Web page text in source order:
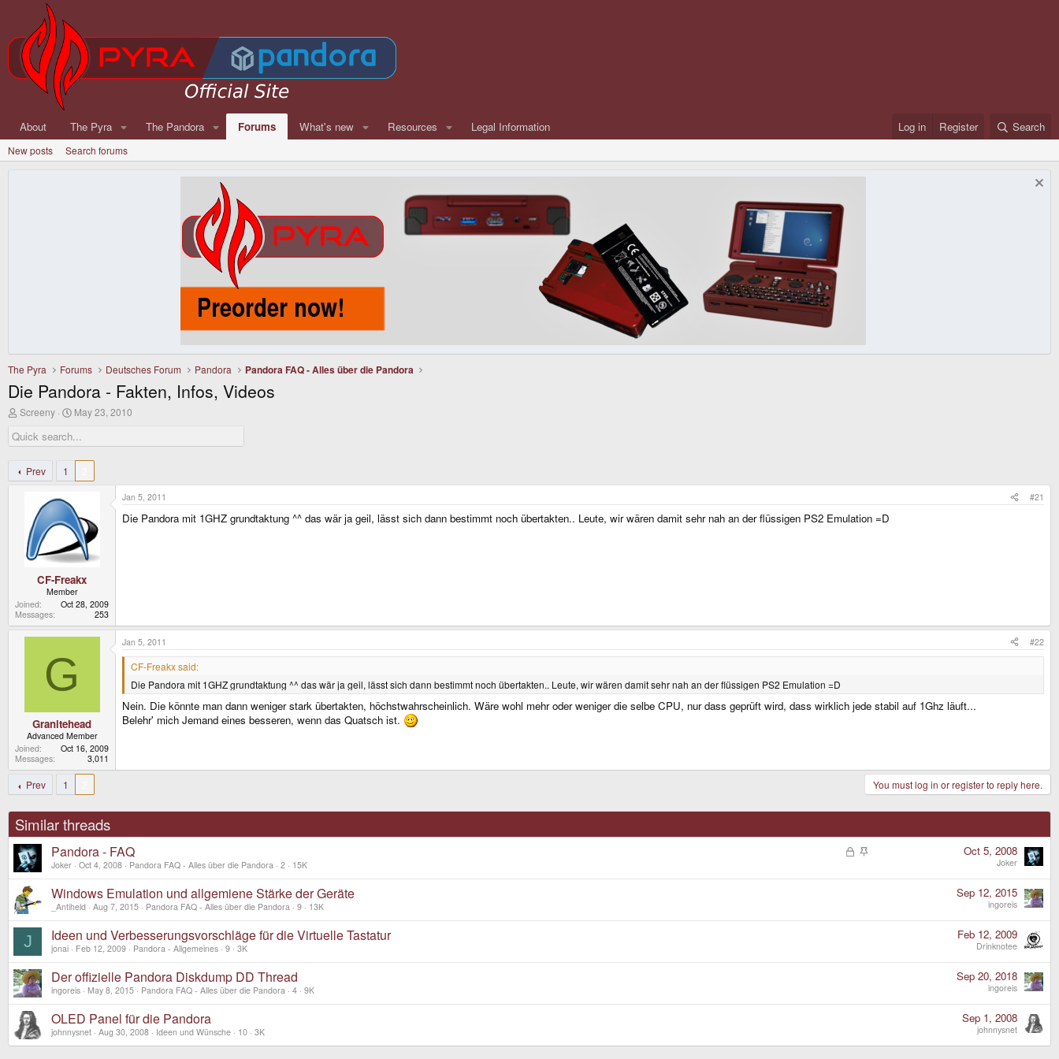
About The Pyra The Pandora Forums What's new Resources Legal Information Log in Register Search
New posts Search forums
The Pyra Forums Deutsches Forum Pandora Pandora FAQ - Alles über die Pandora
Die Pandora - Fakten, Infos, Videos
T
r
e
d
s
Screeny
S
r
t
a
e
May 23, 2010
Prev 1
CF-Freakx
Member
Joined
Oct 28, 2009
Messages
253
Jan 5, 2011 #21
Die Pandora mit 1GHZ grundtaktung ^^ das wär ja geil, lässt sich dann bestimmt noch übertakten.. Leute, wir wären damit sehr nah an der flüssigen PS2 Emulation =D
G
Granitehead
Advanced Member
Joined
Oct 16, 2009
Messages
3,011
Jan 5, 2011 #22
CF-Freakx said:
Die Pandora mit 1GHZ grundtaktung ^^ das wär ja geil, lässt sich dann bestimmt noch übertakten.. Leute, wir wären damit sehr nah an der flüssigen PS2 Emulation =D
Nein. Die könnte man dann weniger stark übertakten, höchstwahrscheinlich. Wäre wohl mehr oder weniger die selbe CPU, nur dass geprüft wird, dass wirklich jede stabil auf 1Ghz läuft...
Belehr' mich Jemand eines besseren, wenn das Quatsch ist.
Prev 1 You must log in or register to reply here.
Similar threads
L
c
d
S
i
y
Pandora - FAQ
Joker Oct 4, 2008 Pandora FAQ - Alles über die Pandora 2 15K
Oct 5, 2008
Joker
Windows Emulation und allgemiene Stärke der Geräte
_Antiheld Aug 7, 2015 Pandora FAQ - Alles über die Pandora 9 13K
Sep 12, 2015
ingoreis
J Ideen und Verbesserungsvorschläge für die Virtuelle Tastatur
jonai Feb 12, 2009 Pandora - Allgemeines 9 3K
Feb 12, 2009
Drinknotee
Der offizielle Pandora Diskdump DD Thread
ingoreis May 8, 2015 Pandora FAQ - Alles über die Pandora 4 9K
Sep 20, 2018
ingoreis
OLED Panel für die Pandora
johnnysnet Aug 30, 2008 Ideen und Wünsche 10 3K
Sep 1, 2008
johnnysnet